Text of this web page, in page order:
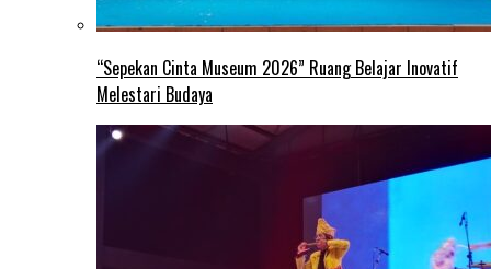
“Sepekan Cinta Museum 2026” Ruang Belajar Inovatif
Melestari Budaya